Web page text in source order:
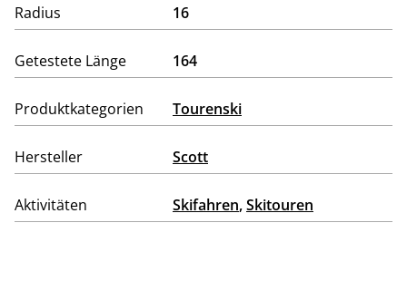
Radius 16
Getestete Länge 164
Produktkategorien Tourenski
Hersteller Scott
Aktivitäten Skifahren,Skitouren